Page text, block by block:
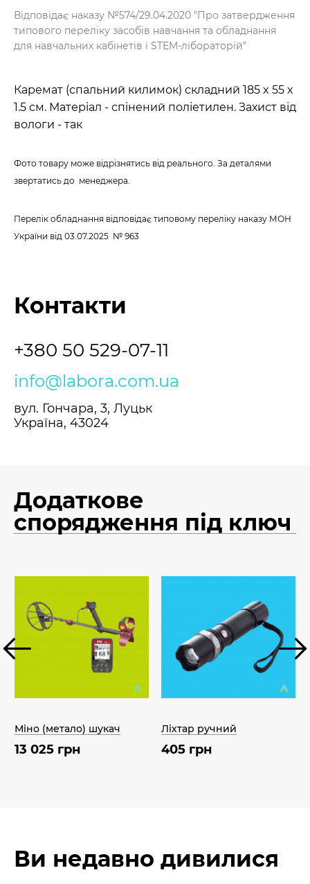
Відповідає наказу №574/29.04.2020 "Про затвердження
типового переліку засобів навчання та обладнання
для навчальних кабінетів і STEM-лібораторій"
Каремат (спальний килимок) складний 185 x 55 x
1.5 см. Матеріал - спінений поліетилен. Захист від
вологи - так
Фото товару може відрізнятись від реального. За деталями
звертатись до менеджера.
Перелік обладнання відповідає типовому переліку наказу МОН
України від 03.07.2025 № 963
Контакти
+380 50 529-07-11
info@labora.com.ua
вул. Гончара, 3, Луцьк
Україна, 43024
Додаткове
спорядження під ключ
Міно (метало) шукач
13 025 грн
Ліхтар ручний
405 грн
Ви недавно дивилися